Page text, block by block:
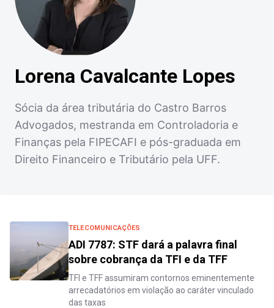
Lorena Cavalcante Lopes
Sócia da área tributária do Castro Barros
Advogados, mestranda em Controladoria e
Finanças pela FIPECAFI e pós-graduada em
Direito Financeiro e Tributário pela UFF.
TELECOMUNICAÇÕES
ADI 7787: STF dará a palavra final
sobre cobrança da TFI e da TFF
TFI e TFF assumiram contornos eminentemente
arrecadatórios em violação ao caráter vinculado
das taxas